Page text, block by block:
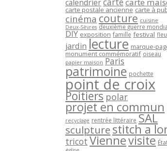
calendrier
carte postale ancienne carte à
cinéma couture cuisine
Deux-Sèvres deuxième guerre
DIY exposition famille festival
jardin lecture marque-
monument commémoratif oiseau
papier maison Paris
patrimoine pochette
point de croix
Poitiers polar
projet en commun
recyclage rentrée littéraire SAL
sculpture stitch a
tricot Viennevisite